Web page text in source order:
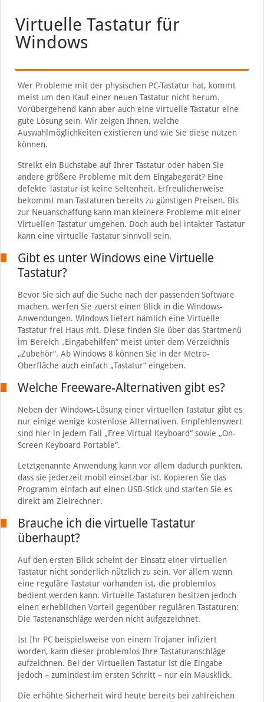
Virtuelle Tastatur für
Windows
Wer Probleme mit der physischen PC-Tastatur hat, kommt
meist um den Kauf einer neuen Tastatur nicht herum.
Vorübergehend kann aber auch eine virtuelle Tastatur eine
gute Lösung sein. Wir zeigen Ihnen, welche
Auswahlmöglichkeiten existieren und wie Sie diese nutzen
können.
Streikt ein Buchstabe auf Ihrer Tastatur oder haben Sie
andere größere Probleme mit dem Eingabegerät? Eine
defekte Tastatur ist keine Seltenheit. Erfreulicherweise
bekommt man Tastaturen bereits zu günstigen Preisen. Bis
zur Neuanschaffung kann man kleinere Probleme mit einer
Virtuellen Tastatur umgehen. Doch auch bei intakter Tastatur
kann eine virtuelle Tastatur sinnvoll sein.
Gibt es unter Windows eine Virtuelle
Tastatur?
Bevor Sie sich auf die Suche nach der passenden Software
machen, werfen Sie zuerst einen Blick in die Windows-
Anwendungen. Windows liefert nämlich eine Virtuelle
Tastatur frei Haus mit. Diese finden Sie über das Startmenü
im Bereich „Eingabehilfen“ meist unter dem Verzeichnis
„Zubehör“. Ab Windows 8 können Sie in der Metro-
Oberfläche auch einfach „Tastatur“ eingeben.
Welche Freeware-Alternativen gibt es?
Neben der Windows-Lösung einer virtuellen Tastatur gibt es
nur einige wenige kostenlose Alternativen. Empfehlenswert
sind hier in jedem Fall „Free Virtual Keyboard“ sowie „On-
Screen Keyboard Portable“.
Letztgenannte Anwendung kann vor allem dadurch punkten,
dass sie jederzeit mobil einsetzbar ist. Kopieren Sie das
Programm einfach auf einen USB-Stick und starten Sie es
direkt am Zielrechner.
Brauche ich die virtuelle Tastatur
überhaupt?
Auf den ersten Blick scheint der Einsatz einer virtuellen
Tastatur nicht sonderlich nützlich zu sein. Vor allem wenn
eine reguläre Tastatur vorhanden ist, die problemlos
bedient werden kann. Virtuelle Tastaturen besitzen jedoch
einen erheblichen Vorteil gegenüber regulären Tastaturen:
Die Tastenanschläge werden nicht aufgezeichnet.
Ist Ihr PC beispielsweise von einem Trojaner infiziert
worden, kann dieser problemlos Ihre Tastaturanschläge
aufzeichnen. Bei der Virtuellen Tastatur ist die Eingabe
jedoch – zumindest im ersten Schritt – nur ein Mausklick.
Die erhöhte Sicherheit wird heute bereits bei zahlreichen